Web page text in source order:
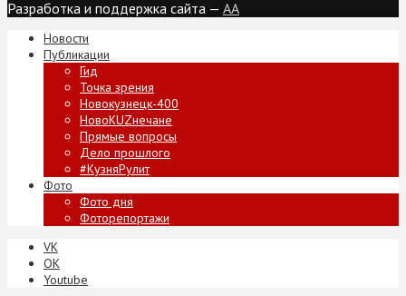
Разработка и поддержка сайта — AA
Новости
Публикации
Гид
Точка зрения
Новокузнецк-400
НовоKUZнечане
Прямые вопросы
Дело прошлого
#КузняРулит
Фото
Фото дня
Фоторепортажи
VK
ОК
Youtube